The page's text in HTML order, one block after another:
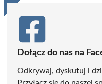
Dołącz do nas na
Odkrywaj, dyskutuj i